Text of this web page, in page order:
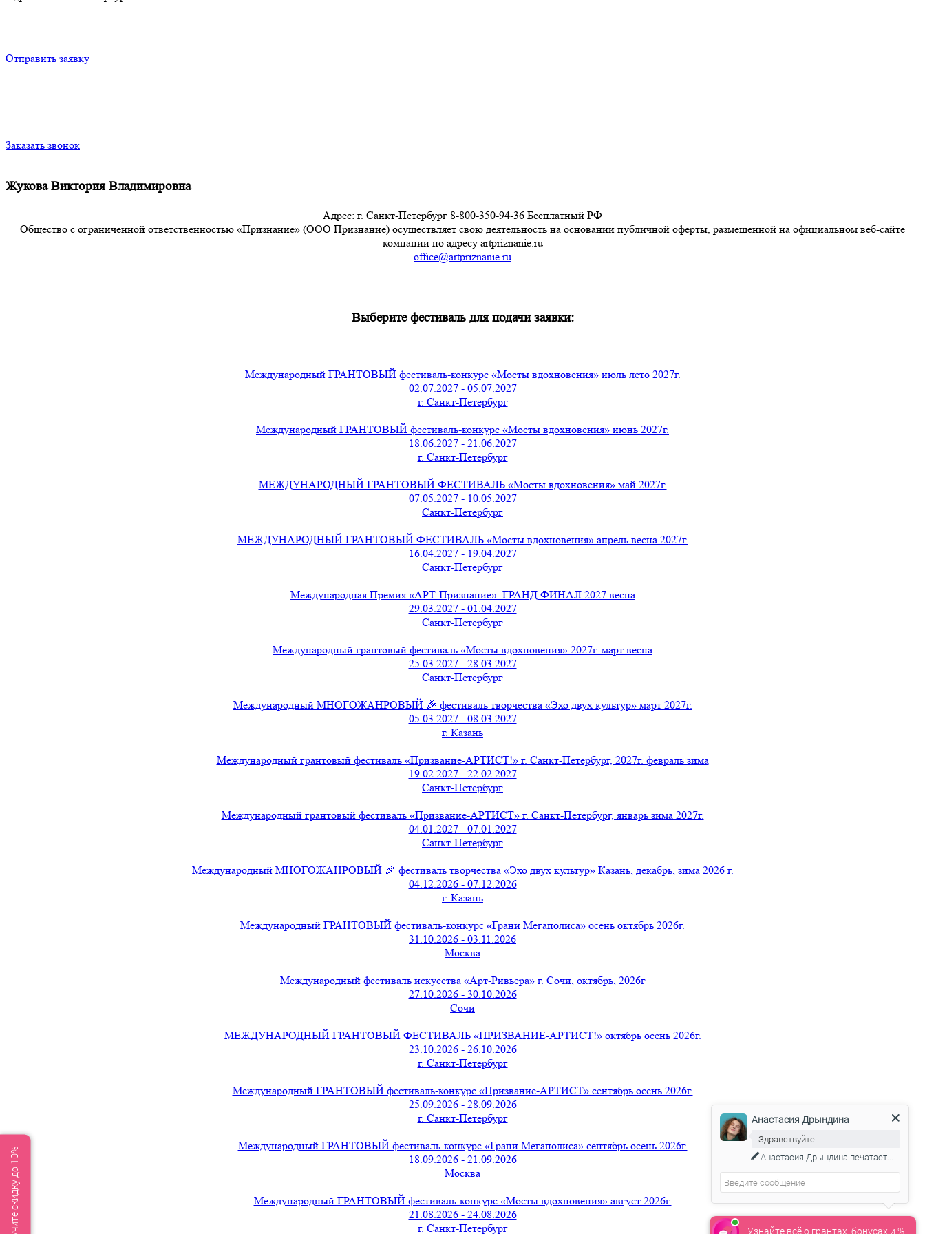
Отправить заявку
Заказать звонок
Жукова Виктория Владимировна
Адрес: г. Санкт-Петербург 8-800-350-94-36 Бесплатный РФ
Общество с ограниченной ответственностью «Признание» (ООО Признание) осуществляет свою деятельность на основании публичной оферты, размещенной на официальном веб-сайте
компании по адресу artpriznanie.ru
office@artpriznanie.ru
Выберите фестиваль для подачи заявки:
Международный ГРАНТОВЫЙ фестиваль-конкурс «Мосты вдохновения» июль лето 2027г.
02.07.2027 - 05.07.2027
г. Санкт-Петербург
Международный ГРАНТОВЫЙ фестиваль-конкурс «Мосты вдохновения» июнь 2027г.
18.06.2027 - 21.06.2027
г. Санкт-Петербург
МЕЖДУНАРОДНЫЙ ГРАНТОВЫЙ ФЕСТИВАЛЬ «Мосты вдохновения» май 2027г.
07.05.2027 - 10.05.2027
Санкт-Петербург
МЕЖДУНАРОДНЫЙ ГРАНТОВЫЙ ФЕСТИВАЛЬ «Мосты вдохновения» апрель весна 2027г.
16.04.2027 - 19.04.2027
Санкт-Петербург
Международная Премия «АРТ-Признание». ГРАНД ФИНАЛ 2027 весна
29.03.2027 - 01.04.2027
Санкт-Петербург
Международный грантовый фестиваль «Мосты вдохновения» 2027г. март весна
25.03.2027 - 28.03.2027
Санкт-Петербург
Международный МНОГОЖАНРОВЫЙ 🎉 фестиваль творчества «Эхо двух культур» март 2027г.
05.03.2027 - 08.03.2027
г. Казань
Международный грантовый фестиваль «Призвание-АРТИСТ!» г. Санкт-Петербург, 2027г. февраль зима
19.02.2027 - 22.02.2027
Санкт-Петербург
Международный грантовый фестиваль «Призвание-АРТИСТ» г. Санкт-Петербург, январь зима 2027г.
04.01.2027 - 07.01.2027
Санкт-Петербург
Международный МНОГОЖАНРОВЫЙ 🎉 фестиваль творчества «Эхо двух культур» Казань, декабрь, зима 2026 г.
04.12.2026 - 07.12.2026
г. Казань
Международный ГРАНТОВЫЙ фестиваль-конкурс «Грани Мегаполиса» осень октябрь 2026г.
31.10.2026 - 03.11.2026
Москва
Международный фестиваль искусства «Арт-Ривьера» г. Сочи, октябрь, 2026г
27.10.2026 - 30.10.2026
Сочи
МЕЖДУНАРОДНЫЙ ГРАНТОВЫЙ ФЕСТИВАЛЬ «ПРИЗВАНИЕ-АРТИСТ!» октябрь осень 2026г.
23.10.2026 - 26.10.2026
г. Санкт-Петербург
Международный ГРАНТОВЫЙ фестиваль-конкурс «Призвание-АРТИСТ» сентябрь осень 2026г.
25.09.2026 - 28.09.2026
г. Санкт-Петербург
Международный ГРАНТОВЫЙ фестиваль-конкурс «Грани Мегаполиса» сентябрь осень 2026г.
18.09.2026 - 21.09.2026
Москва
Международный ГРАНТОВЫЙ фестиваль-конкурс «Мосты вдохновения» август 2026г.
21.08.2026 - 24.08.2026
г. Санкт-Петербург
Получите скидку до 10% Узнайте всё о грантах, бонусах и %
Анастасия Дрындина
Здравствуйте!
Анастасия Дрындина печатает...